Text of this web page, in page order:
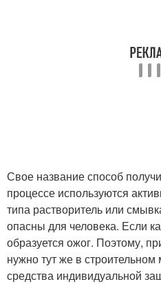
Свое название способ
процессе используются
типа растворитель или
опасны для человека. Если
образуется ожог. Поэтому,
нужно тут же в строительном
средства индивидуальной